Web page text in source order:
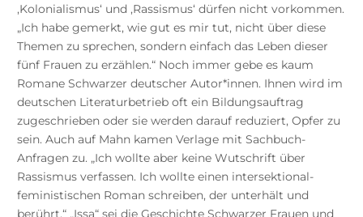
‚Kolonialismus‘ und ‚Rassismus‘ dürfen nicht vorkommen.
„Ich habe gemerkt, wie gut es mir tut, nicht über diese
Themen zu sprechen, sondern einfach das Leben dieser
fünf Frauen zu erzählen.“ Noch immer gebe es kaum
Romane Schwarzer deutscher Autor*innen. Ihnen wird im
deutschen Literaturbetrieb oft ein Bildungsauftrag
zugeschrieben oder sie werden darauf reduziert, Opfer zu
sein. Auch auf Mahn kamen Verlage mit Sachbuch-
Anfragen zu. „Ich wollte aber keine Wutschrift über
Rassismus verfassen. Ich wollte einen intersektional-
feministischen Roman schreiben, der unterhält und
berührt.“ „Issa“ sei die Geschichte Schwarzer Frauen und